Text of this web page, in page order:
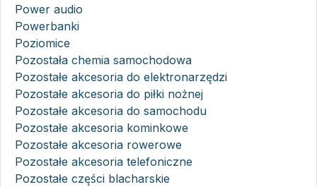
Power audio
Powerbanki
Poziomice
Pozostała chemia samochodowa
Pozostałe akcesoria do elektronarzędzi
Pozostałe akcesoria do piłki nożnej
Pozostałe akcesoria do samochodu
Pozostałe akcesoria kominkowe
Pozostałe akcesoria rowerowe
Pozostałe akcesoria telefoniczne
Pozostałe części blacharskie